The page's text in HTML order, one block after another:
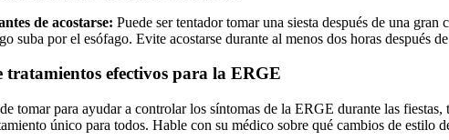
de acostarse: Puede ser tentador tomar una siesta después de una
suba por el esófago. Evite acostarse durante al menos dos horas después
tratamientos efectivos para la ERGE
tomar para ayudar a controlar los síntomas de la ERGE durante las
único para todos. Hable con su médico sobre qué cambios de estilo